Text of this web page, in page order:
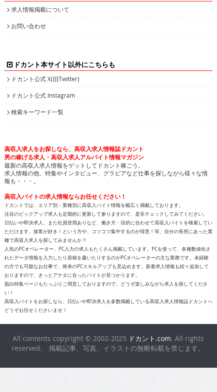
求人情報掲載について
お問い合わせ
ドカント本サイト以外にこちらも
ドカント公式 X(旧Twitter)
ドカント公式 Instagram
検索キーワード一覧
高収入求人をお探しなら、高収入求人情報誌ドカント
男の稼げる求人・高収入求人アルバイト情報マガジン
最新の高収入求人情報をゲットしてドカント稼ごう。
求人情報の他、特集やインタビュー、グラビアなど仕事を探しながら様々な情
報も・・・。
高収入バイトの求人情報ならお任せください！
ドカントでは、エリア別・業種別に高収入バイト情報を幅広く掲載しております。
注目のピックアップ求人も定期的に更新して参りますので、是非チェックしてみてください。
日払いや即決求人、また社員登用ありなど、働き方・目的に合わせて高収入バイトを検索してい
ただけます。接客が好き！という方や、コツコツ集中するのが得意！等、自分の長所にあった業
種で高収入求人を探してみませんか？
人気のPCオペレーター、PC入力の求人もたくさん掲載しています。PCを使って、各種数値化さ
れたデータ情報を入力したり原稿を書いたりするのがPCオペレーターの主な業務です。未経験
の方でも可能なお仕事で、将来のPCスキルアップも見込めます。新着求人情報も続々追加して
おりますので、きっとアナタに合ったバイトが見つかります。
面白特集ページもたっぷりご用意しておりますので、どうぞ楽しみながら求人を探してくださ
い！
高収入バイトをお探しなら、日払いや即決求人を多数掲載している高収入求人情報誌ドカントへ
どうぞお任せくださいませ！
All contents copyright © 2002-2025 ドカント.com. All rights
reserved. 掲載記事、写真、イラストの無断転載を禁じます。